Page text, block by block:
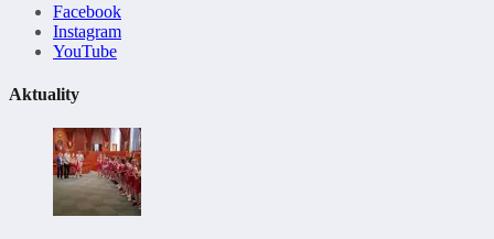
Facebook
Instagram
YouTube
Aktuality